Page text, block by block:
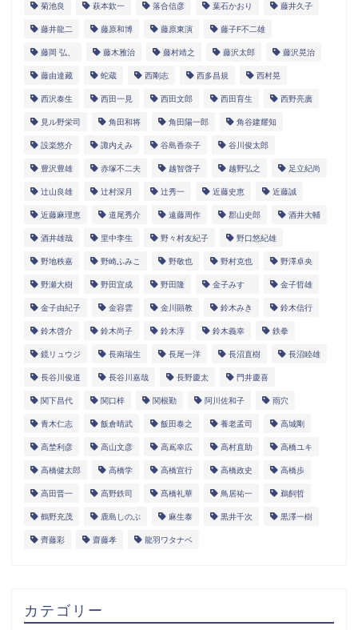
菊池良 萩本欽一 落合信彦 葉石かおり 藤井久子
藤井龍二 藤原和博 藤原東演 藤子F不二雄
藤岡 弘、 藤木雅治 藤村靖之 藤沢太郎 藤沢晃治
藤由達藏 蛇蔵 西剛志 西多昌規 西村晃
西沢泰生 西田一見 西田文郎 西田育生 西野亮廣
見ル野栄司 角田和将 角田陽一郎 角谷建耀知
設楽悠介 諏内えみ 谷島香奈子 谷川俊太郎
豊沢豊雄 赤塚不二夫 越智啓子 越野弘之 足立紀尚
辻山良雄 辻村深月 辻秀一 近藤史恵 近藤誠
近藤麻理恵 道尾秀介 遠藤周作 郡山史郎 酒井大輔
酒井雄哉 里中李生 野々村友紀子 野口悠紀雄
野地秩嘉 野崎ふみこ 野敬也 野村克也 野澤卓央
野瀬大樹 野田宜成 野田隆 金子みすゞ 金子哲雄
金子由紀子 金容雲 金川顕教 鈴木みき 鈴木信行
鈴木啓介 鈴木尚子 鈴木淳 鈴木義幸 鉄拳
鏡リュウジ 長南瑞生 長尾一洋 長沼直樹 長沼睦雄
長谷川俊道 長谷川嘉哉 長野慶太 門井慶喜
関下昌代 関口梓 関根勤 阿川佐和子 雨穴
青木仁志 飯倉晴武 飯田泰之 養老孟司 高城剛
高埜利彦 高山文彦 高嶌幸広 高村直助 高橋ユキ
高橋健太郎 高橋学 高橋宣行 高橋政史 高橋歩
高田晋一 高野鉄司 髙橋礼華 鳥居祐一 鵜飼哲
鶴野充茂 鹿島しのぶ 麻生泰 黒井千次 黒澤一樹
齊藤彩 齋藤孝 龍羽ワタナベ
カテゴリー